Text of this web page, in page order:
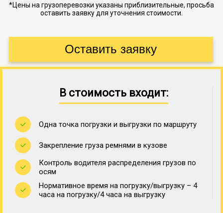
*Цены на грузоперевозки указаны приблизительные, просьба
оставить заявку для уточнения стоимости.
В стоимость входит:
Одна точка погрузки и выгрузки по маршруту
Закрепление груза ремнями в кузове
Контроль водителя распределения грузов по
осям
Нормативное время на погрузку/выгрузку – 4
часа на погрузку/4 часа на выгрузку